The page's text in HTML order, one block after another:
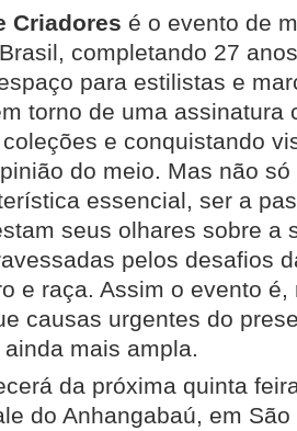
Criadores é o evento de
completando 27
para estilistas e
torno de uma assinatura
e conquistando
do meio. Mas não
essencial, ser a
seus olhares sobre a
pelos desafios
e raça. Assim o evento
causas urgentes do
mais ampla.
da próxima quinta
do Anhangabaú, em